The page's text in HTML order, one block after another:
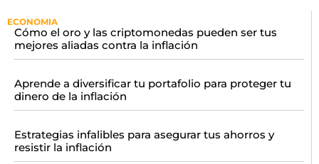
ECONOMIA
Cómo el oro y las criptomonedas pueden ser tus
mejores aliadas contra la inflación
Aprende a diversificar tu portafolio para proteger tu
dinero de la inflación
Estrategias infalibles para asegurar tus ahorros y
resistir la inflación